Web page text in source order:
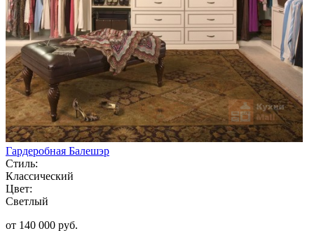
Гардеробная Балешэр
Стиль:
Классический
Цвет:
Светлый
от 140 000 руб.